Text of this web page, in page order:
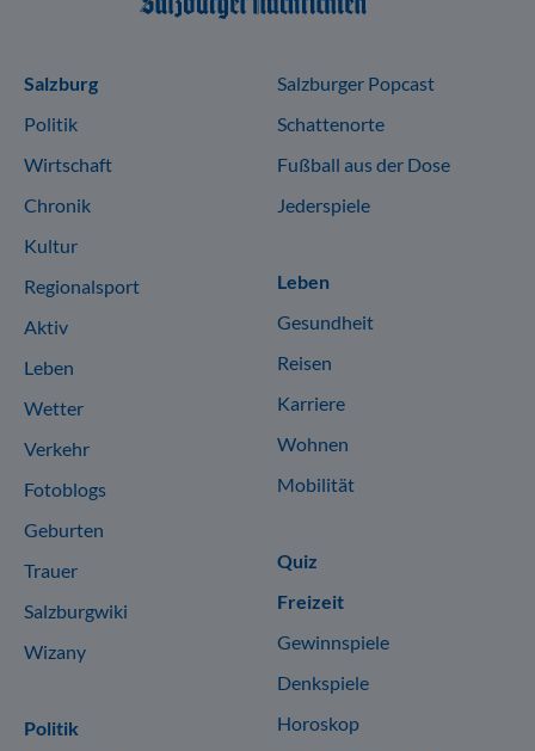
Sitemap
Salzburg
Politik
Wirtschaft
Chronik
Kultur
Regionalsport
Aktiv
Leben
Wetter
Verkehr
Fotoblogs
Geburten
Trauer
Salzburgwiki
Wizany
Politik
Salzburger Popcast
Schattenorte
Fußball aus der Dose
Jederspiele
Leben
Gesundheit
Reisen
Karriere
Wohnen
Mobilität
Quiz
Freizeit
Gewinnspiele
Denkspiele
Horoskop